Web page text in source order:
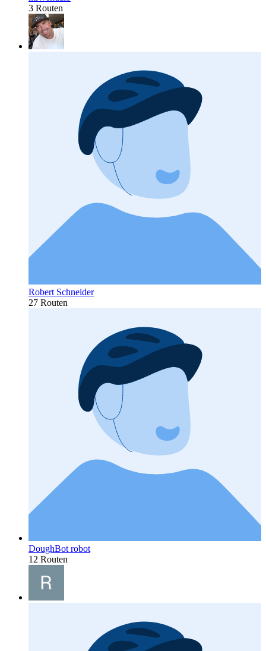
3 Routen
Robert Schneider
27 Routen
DoughBot robot
12 Routen